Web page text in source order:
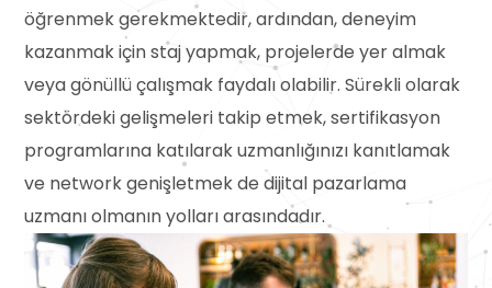
öğrenmek gerekmektedir, ardından, deneyim
kazanmak için staj yapmak, projelerde yer almak
veya gönüllü çalışmak faydalı olabilir. Sürekli olarak
sektördeki gelişmeleri takip etmek, sertifikasyon
programlarına katılarak uzmanlığınızı kanıtlamak
ve network genişletmek de dijital pazarlama
uzmanı olmanın yolları arasındadır.